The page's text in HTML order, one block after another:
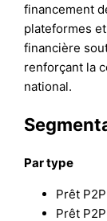
financement
plateformes
financière
renforçant la
national.
Par type
Prêt
Prêt